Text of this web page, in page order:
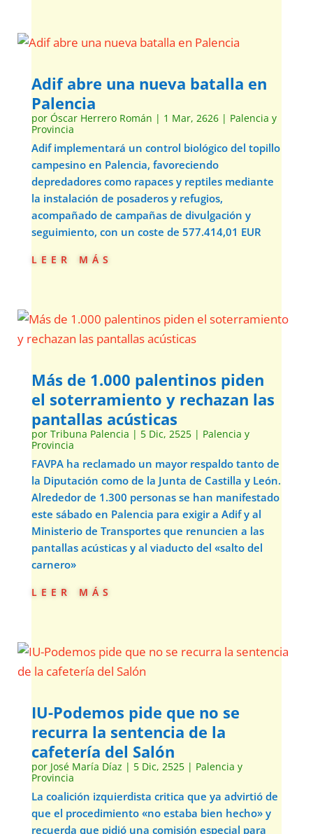
Adif abre una nueva batalla en
Palencia
por Óscar Herrero Román | 1 Mar, 2626| Palencia y
Provincia
Adif implementará un control biológico del topillo
campesino en Palencia, favoreciendo
depredadores como rapaces y reptiles mediante
la instalación de posaderos y refugios,
acompañado de campañas de divulgación y
seguimiento, con un coste de 577.414,01 EUR
leer más
Más de 1.000 palentinos piden
el soterramiento y rechazan las
pantallas acústicas
por Tribuna Palencia | 5 Dic, 2525| Palencia y
Provincia
FAVPA ha reclamado un mayor respaldo tanto de
la Diputación como de la Junta de Castilla y León.
Alrededor de 1.300 personas se han manifestado
este sábado en Palencia para exigir a Adif y al
Ministerio de Transportes que renuncien a las
pantallas acústicas y al viaducto del «salto del
carnero»
leer más
IU-Podemos pide que no se
recurra la sentencia de la
cafetería del Salón
por José María Díaz | 5 Dic, 2525| Palencia y
Provincia
La coalición izquierdista critica que ya advirtió de
que el procedimiento «no estaba bien hecho» y
recuerda que pidió una comisión especial para